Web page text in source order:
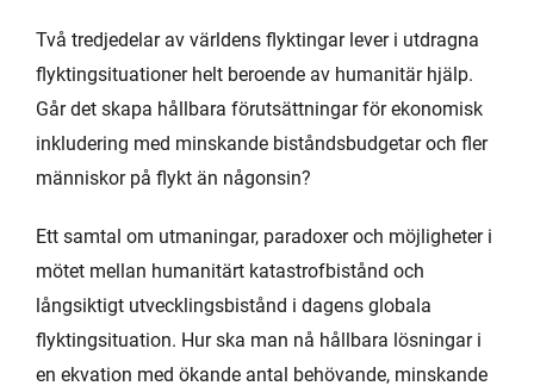
Två tredjedelar av världens flyktingar lever i utdragna
flyktingsituationer helt beroende av humanitär hjälp.
Går det skapa hållbara förutsättningar för ekonomisk
inkludering med minskande biståndsbudgetar och fler
människor på flykt än någonsin?
Ett samtal om utmaningar, paradoxer och möjligheter i
mötet mellan humanitärt katastrofbistånd och
långsiktigt utvecklingsbistånd i dagens globala
flyktingsituation. Hur ska man nå hållbara lösningar i
en ekvation med ökande antal behövande, minskande